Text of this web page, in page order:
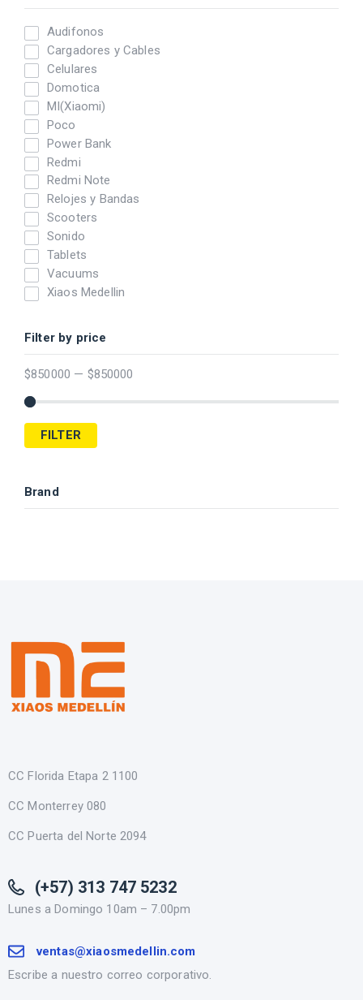
Audifonos
Cargadores y Cables
Celulares
Domotica
MI(Xiaomi)
Poco
Power Bank
Redmi
Redmi Note
Relojes y Bandas
Scooters
Sonido
Tablets
Vacuums
Xiaos Medellin
Filter by price
$850000 — $850000
FILTER
Brand
CC Florida Etapa 2 1100
CC Monterrey 080
CC Puerta del Norte 2094
(+57) 313 747 5232
Lunes a Domingo 10am – 7.00pm
ventas@xiaosmedellin.com
Escribe a nuestro correo corporativo.